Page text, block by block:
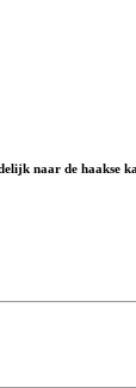
naar de haakse